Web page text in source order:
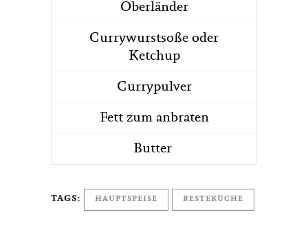
Oberländer
Currywurstsoße oder
Ketchup
Currypulver
Fett zum anbraten
Butter
TAGS: HAUPTSPEISE RESTEKÜCHE